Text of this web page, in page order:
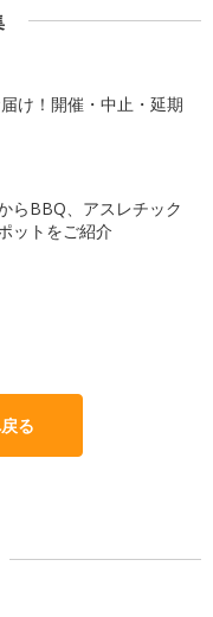
け！開催・中止・延期
らBBQ、アスレチック
ットをご紹介
る